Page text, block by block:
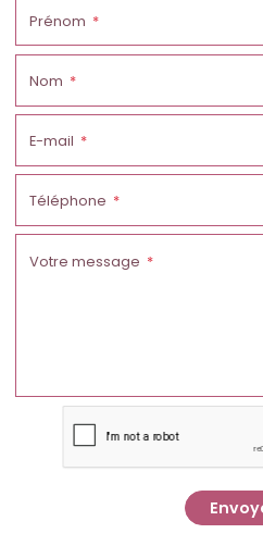
Prénom
Nom
E-mail
Téléphone
Votre message